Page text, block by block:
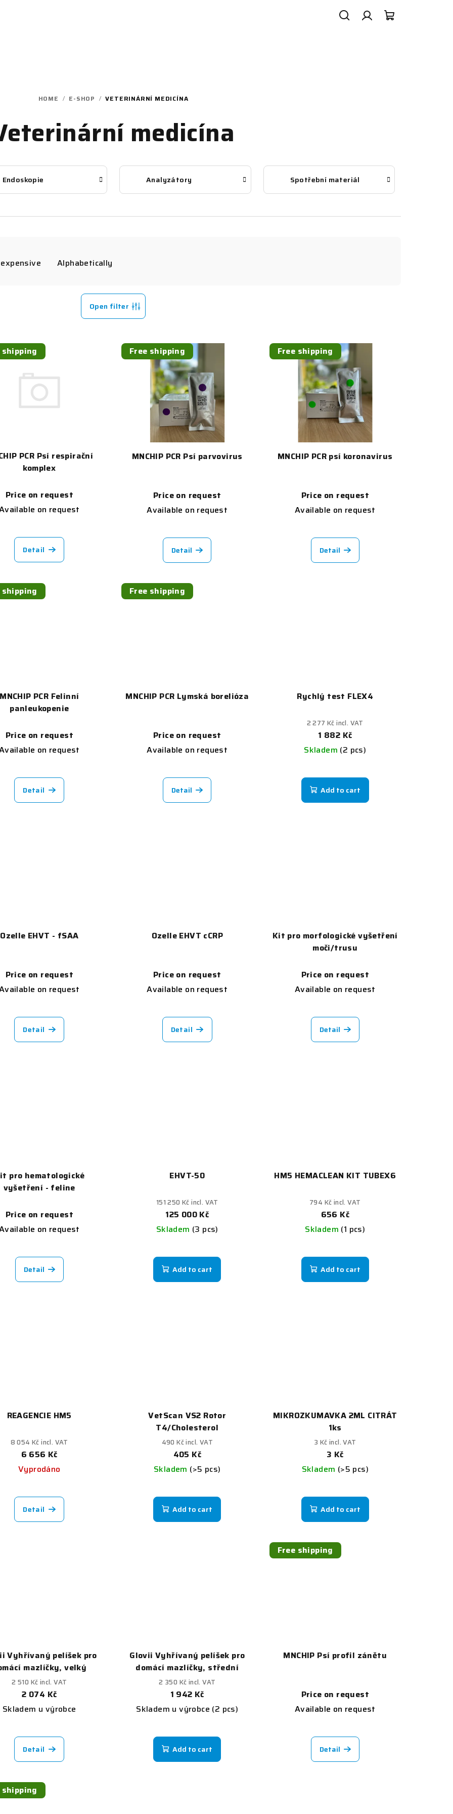
HOME / E-SHOP / VETERINÁRNÍ MEDICÍNA
medicína
Endoskopie Analyzátory Spotřební materiál
Alphabetically
Open filter
shipping
PCR Psí respirační
komplex
Price on request
on request
Detail
Free shipping
MNCHIP PCR Psí parvovirus
Price on request
Available on request
Detail
Free shipping
MNCHIP PCR psí koronavirus
Price on request
Available on request
Detail
shipping
MNCHIP PCR Felinní
panleukopenie
Price on request
on request
Detail
Free shipping
MNCHIP PCR Lymská borelióza
Price on request
Available on request
Detail
Rychlý test FLEX4
2 277 Kč incl. VAT
1 882 Kč
Skladem (2 pcs)
Add to cart
Ozelle EHVT - fSAA
Price on request
on request
Detail
Ozelle EHVT cCRP
Price on request
Available on request
Detail
Kit pro morfologické vyšetření
moči/trusu
Price on request
Available on request
Detail
pro hematologické
vyšetření - feline
Price on request
on request
Detail
EHVT-50
151 250 Kč incl. VAT
125 000 Kč
Skladem (3 pcs)
Add to cart
HM5 HEMACLEAN KIT TUBEX6
794 Kč incl. VAT
656 Kč
Skladem (1 pcs)
Add to cart
REAGENCIE HM5
8 054 Kč incl. VAT
6 656 Kč
Vyprodáno
Detail
VetScan VS2 Rotor
T4/Cholesterol
490 Kč incl. VAT
405 Kč
Skladem (>5 pcs)
Add to cart
MIKROZKUMAVKA 2ML CITRÁT
1ks
3 Kč incl. VAT
3 Kč
Skladem (>5 pcs)
Add to cart
Vyhřívaný pelíšek pro
mazlíčky, velký
2 510 Kč incl. VAT
2 074 Kč
Skladem u výrobce
Detail
Glovii Vyhřívaný pelíšek pro
domácí mazlíčky, střední
2 350 Kč incl. VAT
1 942 Kč
Skladem u výrobce (2 pcs)
Add to cart
Free shipping
MNCHIP Psí profil zánětu
Price on request
Available on request
Detail
shipping